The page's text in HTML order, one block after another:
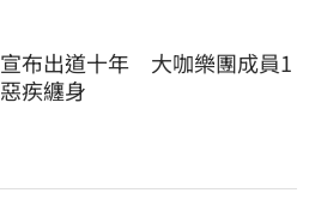
宣布出道十年　大咖樂團成員1
惡疾纏身